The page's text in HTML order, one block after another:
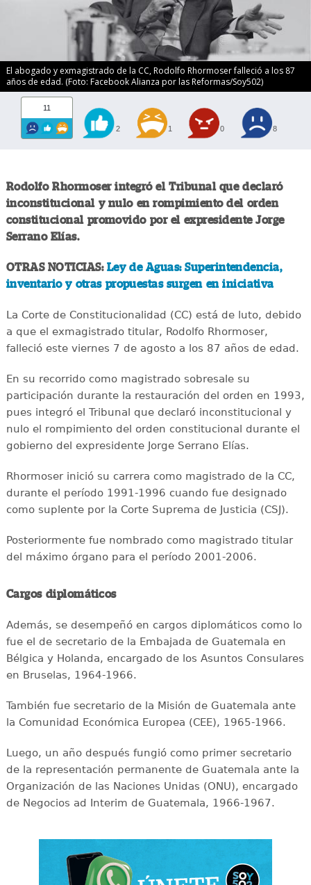
El abogado y exmagistrado de la CC, Rodolfo Rhormoser falleció a los 87
años de edad. (Foto: Facebook Alianza por las Reformas/Soy502)
11
2 1 0 8
Rodolfo Rhormoser integró el Tribunal que declaró
inconstitucional y nulo en rompimiento del orden
constitucional promovido por el expresidente Jorge
Serrano Elías.
OTRAS NOTICIAS: Ley de Aguas: Superintendencia,
inventario y otras propuestas surgen en iniciativa
La Corte de Constitucionalidad (CC) está de luto, debido
a que el exmagistrado titular, Rodolfo Rhormoser,
falleció este viernes 7 de agosto a los 87 años de edad.
En su recorrido como magistrado sobresale su
participación durante la restauración del orden en 1993,
pues integró el Tribunal que declaró inconstitucional y
nulo el rompimiento del orden constitucional durante el
gobierno del expresidente Jorge Serrano Elías.
Rhormoser inició su carrera como magistrado de la CC,
durante el período 1991-1996 cuando fue designado
como suplente por la Corte Suprema de Justicia (CSJ).
Posteriormente fue nombrado como magistrado titular
del máximo órgano para el período 2001-2006.
Cargos diplomáticos
Además, se desempeñó en cargos diplomáticos como lo
fue el de secretario de la Embajada de Guatemala en
Bélgica y Holanda, encargado de los Asuntos Consulares
en Bruselas, 1964-1966.
También fue secretario de la Misión de Guatemala ante
la Comunidad Económica Europea (CEE), 1965-1966.
Luego, un año después fungió como primer secretario
de la representación permanente de Guatemala ante la
Organización de las Naciones Unidas (ONU), encargado
de Negocios ad Interim de Guatemala, 1966-1967.